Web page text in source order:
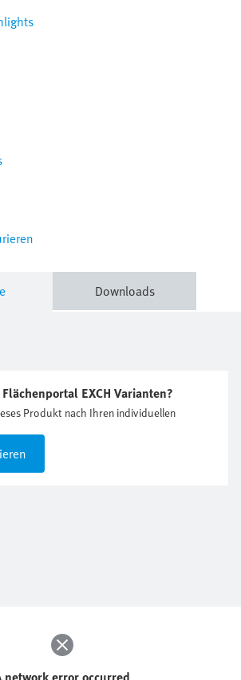
Downloads
EXCH Varianten?
Produkt nach Ihren individuellen